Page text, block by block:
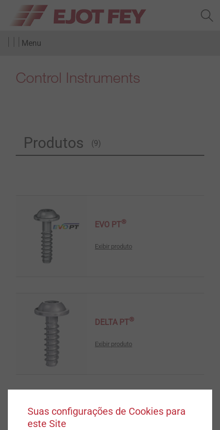
Menu
Control Instruments
Produtos (9)
EVO PT®
Exibir produto
DELTA PT®
Exibir produto
DELTA PT ®
Suas configurações de Cookies para
este Site